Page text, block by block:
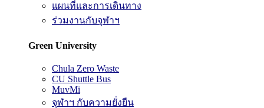
แผนที่และการเดินทาง
ร่วมงานกับจุฬาฯ
Green University
Chula Zero Waste
CU Shuttle Bus
MuvMi
จุฬาฯ กับความยั่งยืน